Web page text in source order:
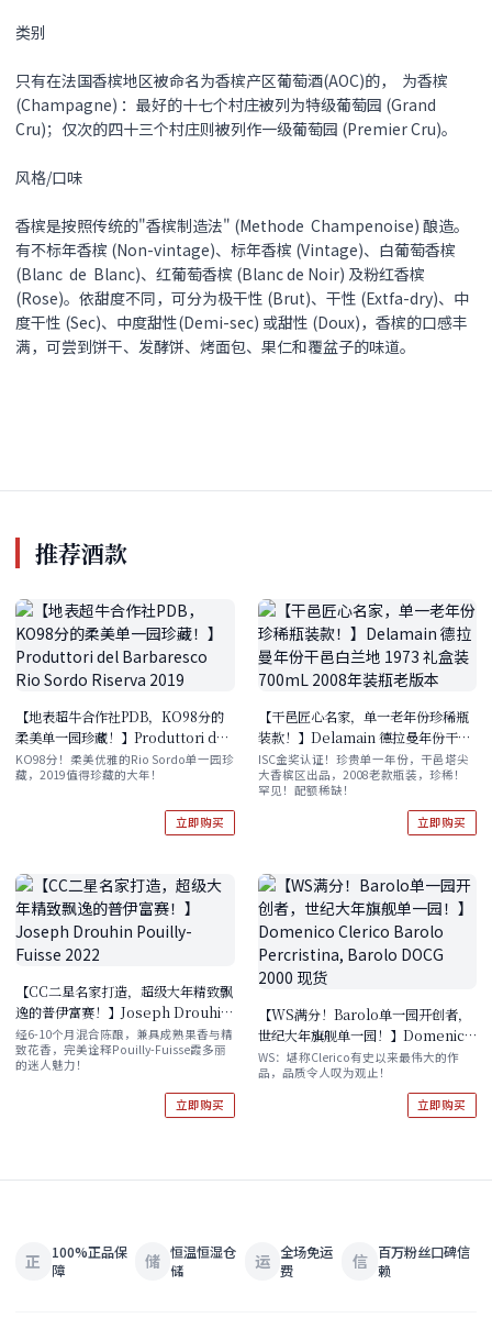
类别
只有在法国香槟地区被命名为香槟产区葡萄酒(AOC)的， 为香槟
(Champagne) ：最好的十七个村庄被列为特级葡萄园 (Grand
Cru)；仅次的四十三个村庄则被列作一级葡萄园 (Premier Cru)。
风格/口味
香槟是按照传统的"香槟制造法" (Methode Champenoise) 酿造。
有不标年香槟 (Non-vintage)、标年香槟 (Vintage)、白葡萄香槟
(Blanc de Blanc)、红葡萄香槟 (Blanc de Noir) 及粉红香槟
(Rose)。依甜度不同，可分为极干性 (Brut)、干性 (Extfa-dry)、中
度干性 (Sec)、中度甜性(Demi-sec) 或甜性 (Doux)，香槟的口感丰
满，可尝到饼干、发酵饼、烤面包、果仁和覆盆子的味道。
推荐酒款
【地表超牛合作社PDB，KO98分的
柔美单一园珍藏！】Produttori del
Barbaresco Rio Sordo Riserva
2019
KO98分！柔美优雅的Rio Sordo单一园珍
藏，2019值得珍藏的大年！
立即购买
【干邑匠心名家，单一老年份珍稀瓶
装款！】Delamain 德拉曼年份干邑
白兰地 1973 礼盒装 700mL 2008年
装瓶老版本
ISC金奖认证！珍贵单一年份，干邑塔尖
大香槟区出品，2008老款瓶装，珍稀！
罕见！配额稀缺！
立即购买
【CC二星名家打造，超级大年精致飘
逸的普伊富赛！】Joseph Drouhin
Pouilly-Fuisse 2022
经6-10个月混合陈酿，兼具成熟果香与精
致花香，完美诠释Pouilly-Fuisse霞多丽
的迷人魅力！
立即购买
【WS满分！Barolo单一园开创者，
世纪大年旗舰单一园！】Domenico
Clerico Barolo Percristina,
Barolo DOCG 2000 现货
WS：堪称Clerico有史以来最伟大的作
品，品质令人叹为观止！
立即购买
正
100%正品保
障
储 恒温恒湿仓
储
运 全场免运
费
信 百万粉丝口碑信
赖